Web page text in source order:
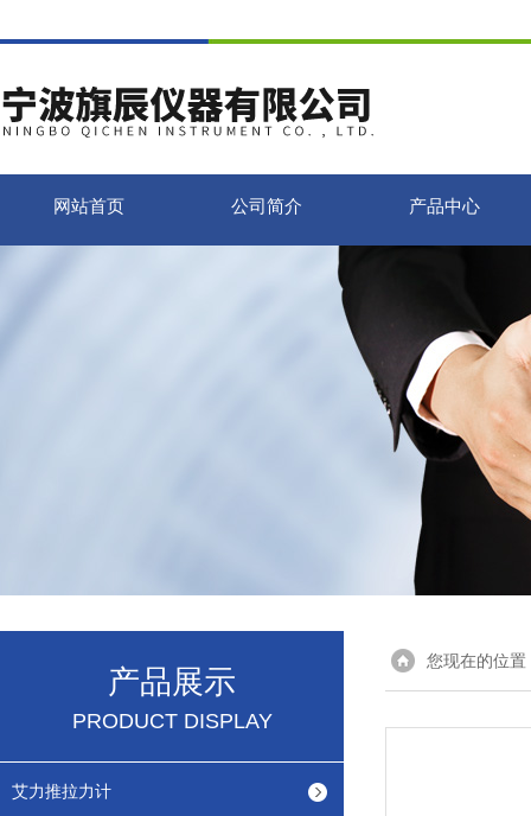
网站首页 公司简介 产品中心
产品展示
PRODUCT DISPLAY
艾力推拉力计
您现在的位置